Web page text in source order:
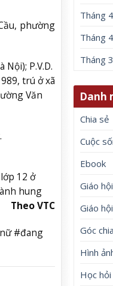
phường
P.V.D.
trú ở xã
Văn
12 ở
hung
Theo VTC
#đang
Tháng
Tháng
Tháng
Danh
Chia sẻ
Cuộc
Ebook
Giáo
Giáo
Góc
Hình
Học hỏi